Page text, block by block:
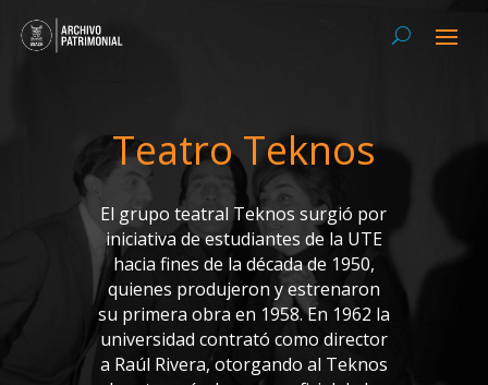
Teatro Teknos
El grupo teatral Teknos surgió por
iniciativa de estudiantes de la UTE
hacia fines de la década de 1950,
quienes produjeron y estrenaron
su primera obra en 1958. En 1962 la
universidad contrató como director
a Raúl Rivera, otorgando al Teknos